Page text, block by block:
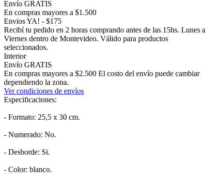
Envío GRATIS
En compras mayores a $1.500
Envios YA! - $175
Recibí tu pedido en 2 horas comprando antes de las 15hs. Lunes a
Viernes dentro de Montevideo. Válido para productos
seleccionados.
Interior
Envío GRATIS
En compras mayores a $2.500 El costo del envío puede cambiar
dependiendo la zona.
Ver condiciones de envíos
Especificaciones:
- Formato: 25,5 x 30 cm.
- Numerado: No.
- Desborde: Si.
- Color: blanco.